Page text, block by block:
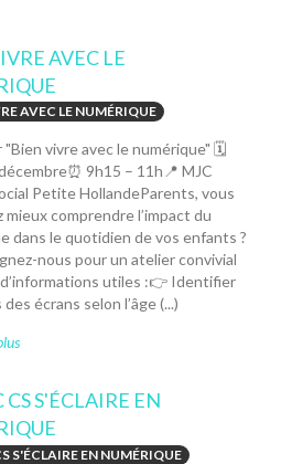
AVEC LE
AVEC LE NUMÉRIQUE
"Bien vivre avec le numérique" 🗓️
9h15 – 11h📍 MJC
Petite HollandeParents, vous
mieux comprendre l’impact du
dans le quotidien de vos enfants ?
nous pour un atelier convivial
utiles :👉 Identifier
écrans selon l’âge (...)
CS S'ÉCLAIRE EN
S'ÉCLAIRE EN NUMÉRIQUE